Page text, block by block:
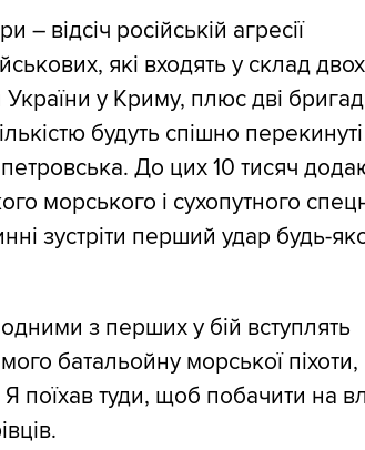
відсіч російській агресії
які входять у склад двох
у Криму, плюс дві
будуть спішно
До цих 10 тисяч
морського і сухопутного
зустріти перший удар будь-
з перших у бій вступлять
батальойну морської
Я поїхав туди, щоб побачити на